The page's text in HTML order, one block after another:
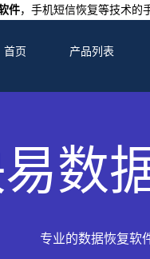
件，手机短信恢复等技术的
首页 产品列表
数
专业的数据恢复软